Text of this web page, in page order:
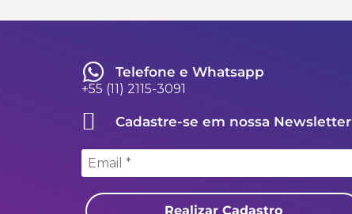
Telefone e Whatsapp
+55 (11) 2115-3091
Cadastre-se em nossa Newsletter
Realizar Cadastro